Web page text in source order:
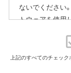
本機能を無効に
ご使用にならな
理設定］－［フ
新機能］を［更
ないでください
トウェアを使用
ダウン
（株）バッファロ
ンロードソフト
上記のすべてのチェッ